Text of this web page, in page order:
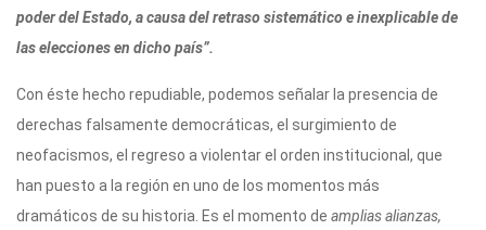
poder del Estado, a causa del retraso sistemático e inexplicable de
las elecciones en dicho país”.
Con éste hecho repudiable, podemos señalar la presencia de
derechas falsamente democráticas, el surgimiento de
neofacismos, el regreso a violentar el orden institucional, que
han puesto a la región en uno de los momentos más
dramáticos de su historia. Es el momento de amplias alianzas,